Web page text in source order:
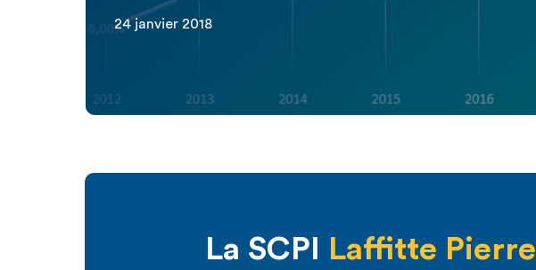
24 janvier 2018
La SCPI
Laffitte Pierre